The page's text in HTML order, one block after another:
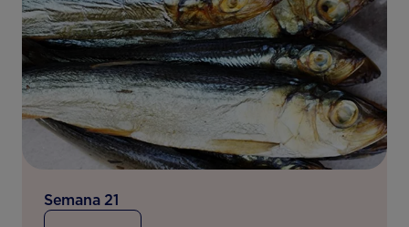
Semana 21